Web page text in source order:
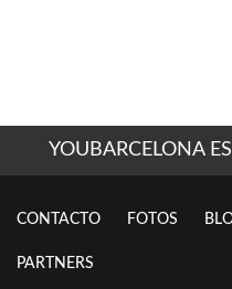
YOUBARCELONA
CONTACTO FOTOS
PARTNERS